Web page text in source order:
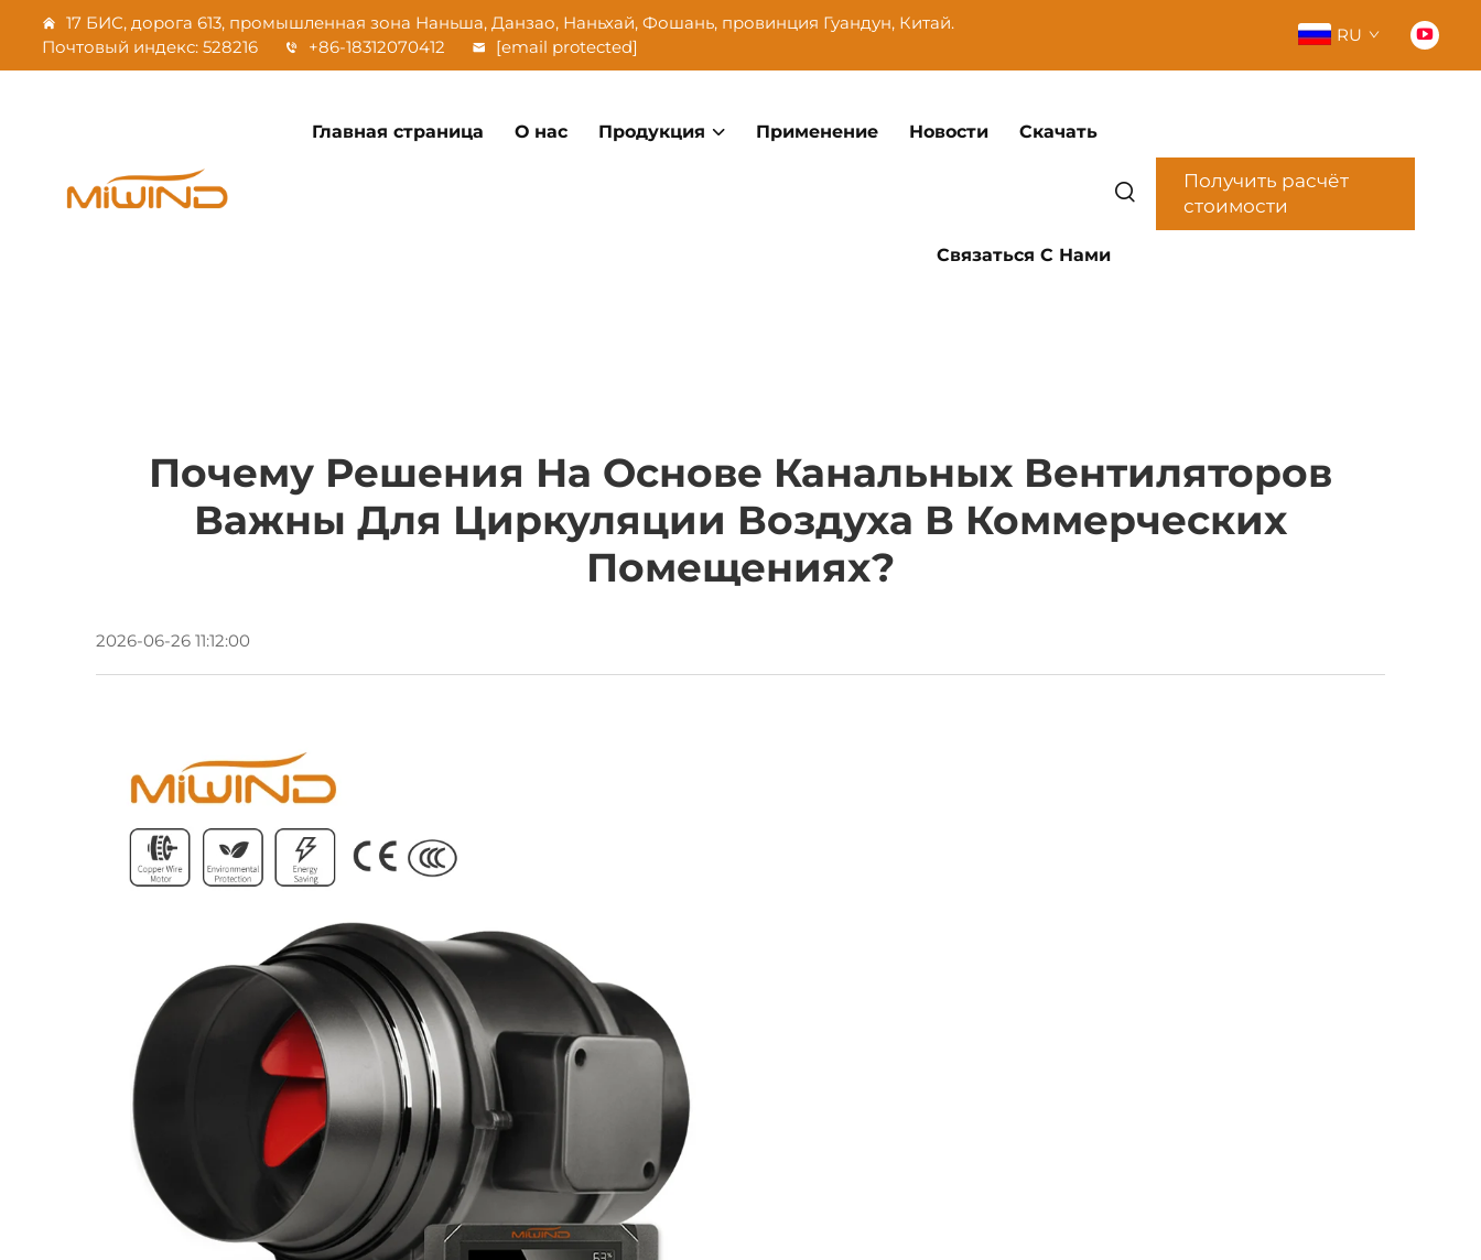
17 БИС, дорога 613, промышленная зона Наньша, Данзао, Наньхай, Фошань, провинция Гуандун, Китай.
Почтовый индекс: 528216
+86-18312070412 [email protected]
RU
Главная страница О нас Продукция Применение Новости Скачать
Связаться С Нами
Получить расчёт
стоимости
Почему Решения На Основе Канальных Вентиляторов
Важны Для Циркуляции Воздуха В Коммерческих
Помещениях?
2026-06-26 11:12:00